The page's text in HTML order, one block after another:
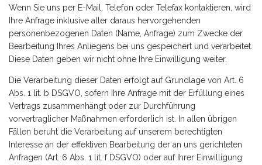
Wenn Sie uns per E-Mail, Telefon oder Telefax kontaktieren, wird
Ihre Anfrage inklusive aller daraus hervorgehenden
personenbezogenen Daten (Name, Anfrage) zum Zwecke der
Bearbeitung Ihres Anliegens bei uns gespeichert und verarbeitet.
Diese Daten geben wir nicht ohne Ihre Einwilligung weiter.
Die Verarbeitung dieser Daten erfolgt auf Grundlage von Art. 6
Abs. 1 lit. b DSGVO, sofern Ihre Anfrage mit der Erfüllung eines
Vertrags zusammenhängt oder zur Durchführung
vorvertraglicher Maßnahmen erforderlich ist. In allen übrigen
Fällen beruht die Verarbeitung auf unserem berechtigten
Interesse an der effektiven Bearbeitung der an uns gerichteten
Anfragen (Art. 6 Abs. 1 lit. f DSGVO) oder auf Ihrer Einwilligung